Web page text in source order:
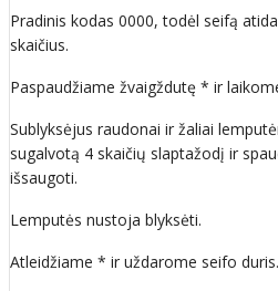
Pradinis kodas 0000, todėl seifą
skaičius.
Paspaudžiame žvaigždutę * ir
Sublyksėjus raudonai ir žaliai
sugalvotą 4 skaičių slaptažodį ir
išsaugoti.
Lemputės nustoja blyksėti.
Atleidžiame * ir uždarome seifo duris.